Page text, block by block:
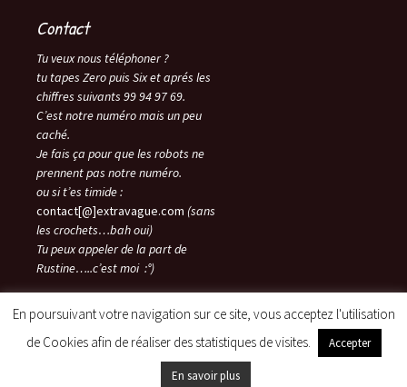
Contact
Tu veux nous téléphoner ?
tu tapes Zero puis Six et aprés les
chiffres suivants 99 94 97 69.
C’est notre numéro mais un peu
caché.
Je fais ça pour que les robots ne
prennent pas notre numéro.
ou si t’es timide :
contact[@]extravague.com (sans
les crochets…bah oui)
Tu peux appeler de la part de
Rustine…..c’est moi :°)
Fièrement propulsé par WordPress
En poursuivant votre navigation sur ce site, vous acceptez l'utilisation
de Cookies afin de réaliser des statistiques de visites.
Accepter
En savoir plus